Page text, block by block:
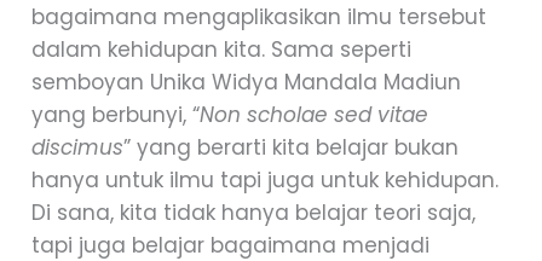
bagaimana mengaplikasikan ilmu tersebut
dalam kehidupan kita. Sama seperti
semboyan Unika Widya Mandala Madiun
yang berbunyi, “Non scholae sed vitae
discimus” yang berarti kita belajar bukan
hanya untuk ilmu tapi juga untuk kehidupan.
Di sana, kita tidak hanya belajar teori saja,
tapi juga belajar bagaimana menjadi